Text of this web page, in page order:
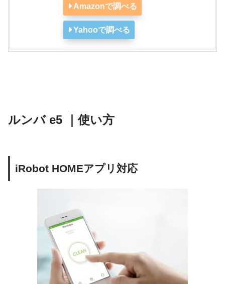
Amazonで調べる
Yahooで調べる
ルンバ e5 ｜使い方
iRobot HOMEアプリ対応